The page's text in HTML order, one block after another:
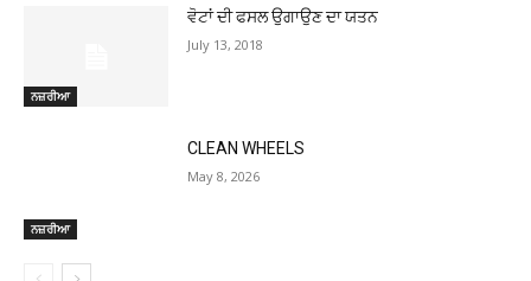
ਨਜ਼ਰੀਆ
ਵੋਟਾਂ ਦੀ ਫਸਲ ਉਗਾਉਣ ਦਾ ਯਤਨ
July 13, 2018
ਨਜ਼ਰੀਆ
CLEAN WHEELS
May 8, 2026